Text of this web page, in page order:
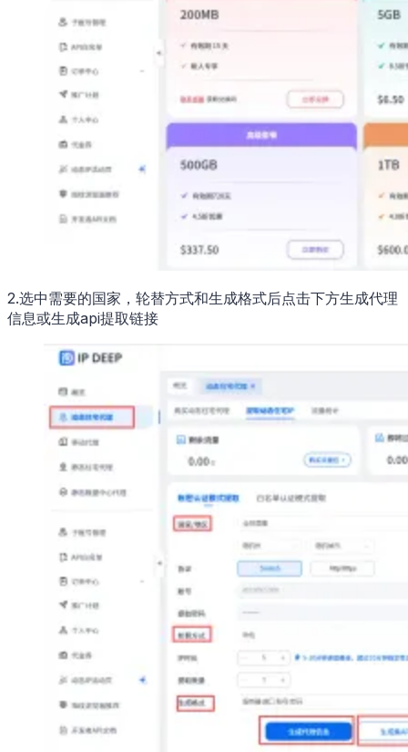
2.选中需要的国家，轮替方式和生成格式后点击下方生成代理
信息或生成api提取链接